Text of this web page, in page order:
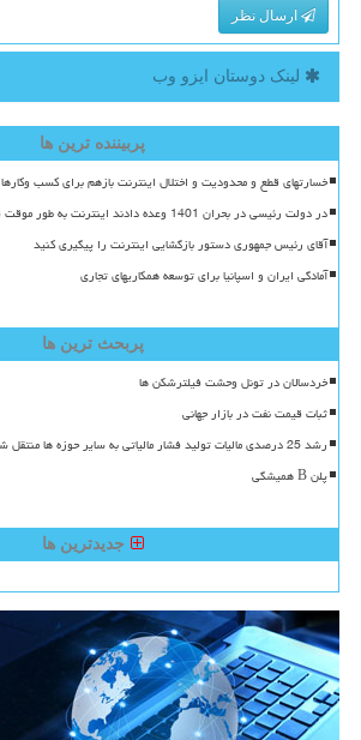
ارسال نظر
لینک دوستان ایزو وب
پربیننده ترین ها
خسارتهای قطع و محدودیت و اختلال اینترنت بازهم برای کسب وکارها
در دولت رئیسی در بحران 1401 وعده دادند اینترنت به طور موقت قطع می شود اما ماندگار شد
آقای رئیس جمهوری دستور بازگشایی اینترنت را پیگیری کنید
آمادگی ایران و اسپانیا برای توسعه همکاریهای تجاری
پربحث ترین ها
خردسالان در تونل وحشت فیلترشکن ها
ثبات قیمت نفت در بازار جهانی
رشد 25 درصدی مالیات تولید فشار مالیاتی به سایر حوزه ها منتقل شد
پلن B همیشگی
جدیدترین ها